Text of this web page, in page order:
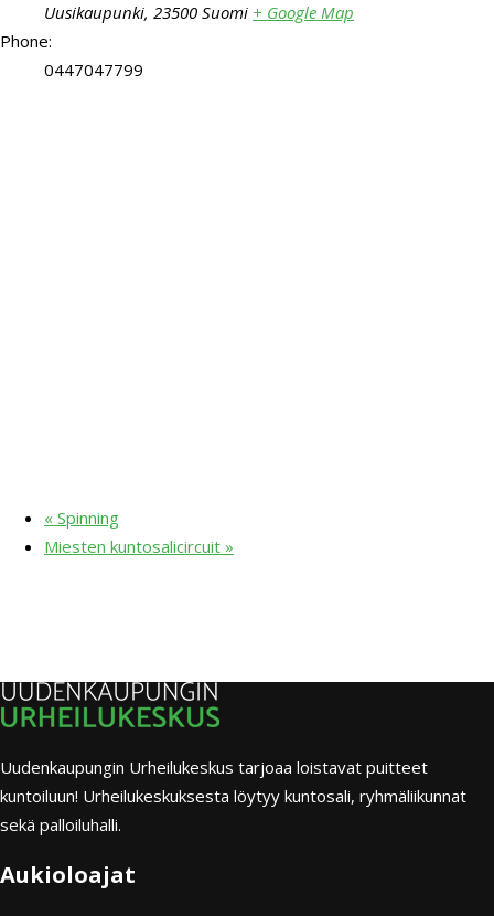
Uusikaupunki, 23500 Suomi + Google Map
Phone:
0447047799
« Spinning
Miesten kuntosalicircuit »
Uudenkaupungin Urheilukeskus tarjoaa loistavat puitteet
kuntoiluun! Urheilukeskuksesta löytyy kuntosali, ryhmäliikunnat
sekä palloiluhalli.
Aukioloajat